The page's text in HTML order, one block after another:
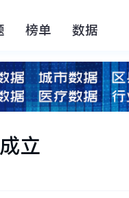
榜单 数据
立